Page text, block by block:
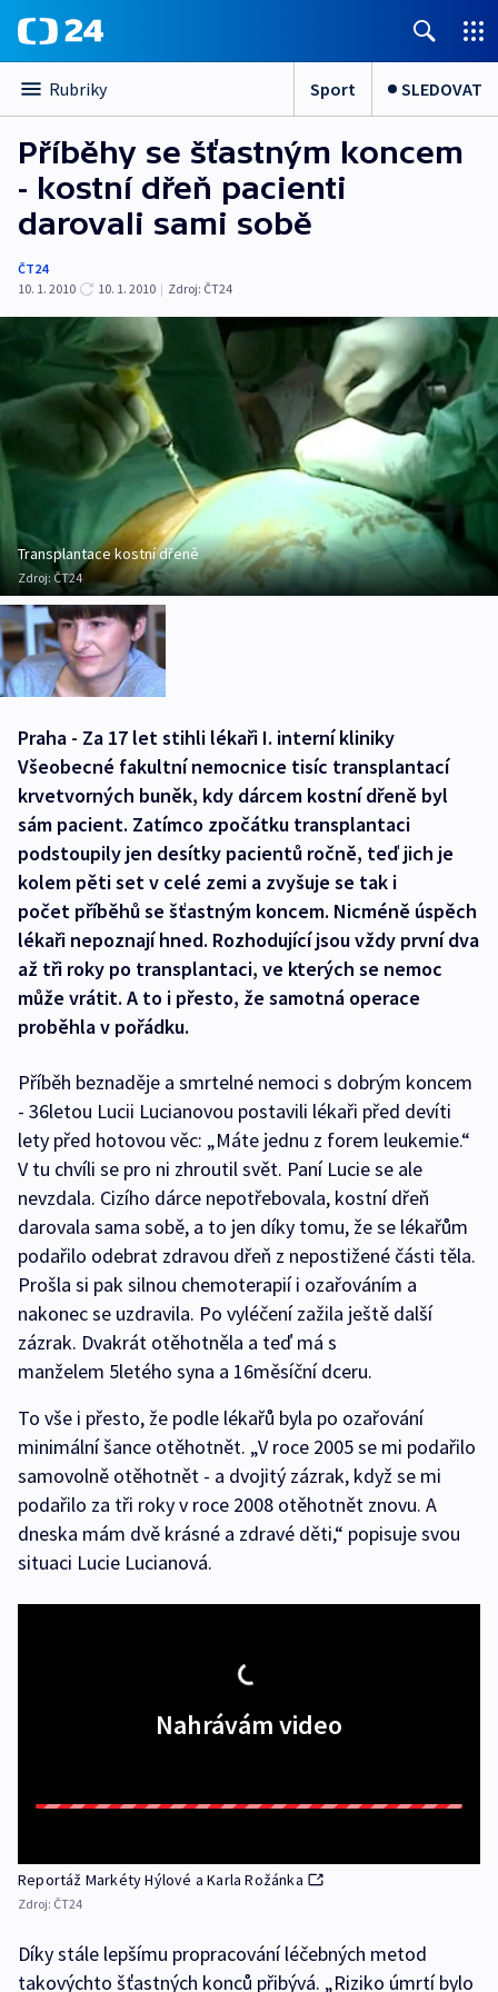
Rubriky Sport SLEDOVAT
Příběhy se šťastným koncem
- kostní dřeň pacienti
darovali sami sobě
ČT24
10. 1. 2010
10. 1. 2010 | Zdroj: ČT24
Transplantace kostní dřeně
Zdroj: ČT24
Praha - Za 17 let stihli lékaři I. interní kliniky
Všeobecné fakultní nemocnice tisíc transplantací
krvetvorných buněk, kdy dárcem kostní dřeně byl
sám pacient. Zatímco zpočátku transplantaci
podstoupily jen desítky pacientů ročně, teď jich je
kolem pěti set v celé zemi a zvyšuje se tak i
počet příběhů se šťastným koncem. Nicméně úspěch
lékaři nepoznají hned. Rozhodující jsou vždy první dva
až tři roky po transplantaci, ve kterých se nemoc
může vrátit. A to i přesto, že samotná operace
proběhla v pořádku.
Příběh beznaděje a smrtelné nemoci s dobrým koncem
- 36letou Lucii Lucianovou postavili lékaři před devíti
lety před hotovou věc: „Máte jednu z forem leukemie.“
V tu chvíli se pro ni zhroutil svět. Paní Lucie se ale
nevzdala. Cizího dárce nepotřebovala, kostní dřeň
darovala sama sobě, a to jen díky tomu, že se lékařům
podařilo odebrat zdravou dřeň z nepostižené části těla.
Prošla si pak silnou chemoterapií i ozařováním a
nakonec se uzdravila. Po vyléčení zažila ještě další
zázrak. Dvakrát otěhotněla a teď má s
manželem 5letého syna a 16měsíční dceru.
To vše i přesto, že podle lékařů byla po ozařování
minimální šance otěhotnět. „V roce 2005 se mi podařilo
samovolně otěhotnět - a dvojitý zázrak, když se mi
podařilo za tři roky v roce 2008 otěhotnět znovu. A
dneska mám dvě krásné a zdravé děti,“ popisuje svou
situaci Lucie Lucianová.
Nahrávám video
Reportáž Markéty Hýlové a Karla Rožánka
Zdroj: ČT24
Díky stále lepšímu propracování léčebných metod
takovýchto šťastných konců přibývá. „Riziko úmrtí bylo